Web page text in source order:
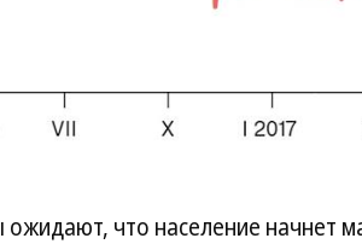
ожидают, что население начнет